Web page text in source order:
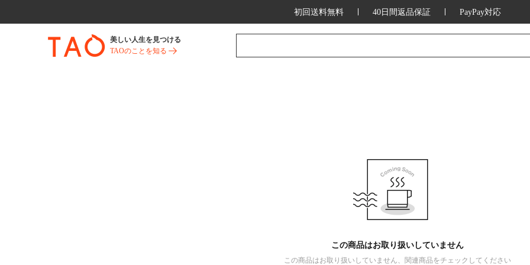
初回送料無料 40日間返品保証 PayPay対応
美しい人生を見つける
TAOのことを知る
この商品はお取り扱いしていません
この商品はお取り扱いしていません、関連商品をチェックしてください